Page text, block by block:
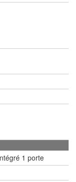
1 porte